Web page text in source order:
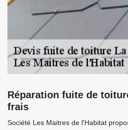
Réparation fuite de
frais
Société Les Maitres de l'Habitat